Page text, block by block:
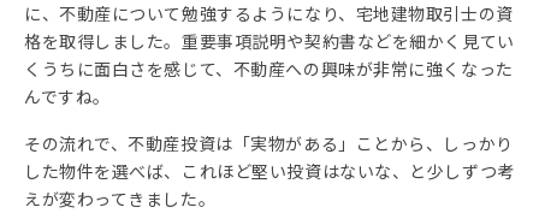
に、不動産について勉強するようになり、宅地建物取引士の資
格を取得しました。重要事項説明や契約書などを細かく見てい
くうちに面白さを感じて、不動産への興味が非常に強くなった
んですね。
その流れで、不動産投資は「実物がある」ことから、しっかり
した物件を選べば、これほど堅い投資はないな、と少しずつ考
えが変わってきました。